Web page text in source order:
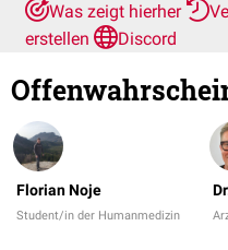
Was zeigt hierher
erstellen
Discord
Florian Noje
Student/in der Humanmedizin